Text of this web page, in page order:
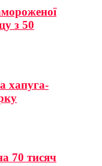
з 50
хапуга-
70 тисяч